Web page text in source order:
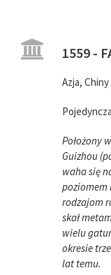
1559 -
Azja, Chiny
Położony
Guizhou
waha się
poziomem
rodzajom
skał
wielu
okresie
lat temu.